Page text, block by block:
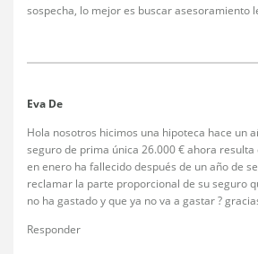
sospecha, lo mejor es buscar asesoramiento
Eva De
Hola nosotros hicimos una hipoteca hace un
seguro de prima única 26.000 € ahora
en enero ha fallecido después de un año de
reclamar la parte proporcional de su seguro
no ha gastado y que ya no va a gastar ?
Responder